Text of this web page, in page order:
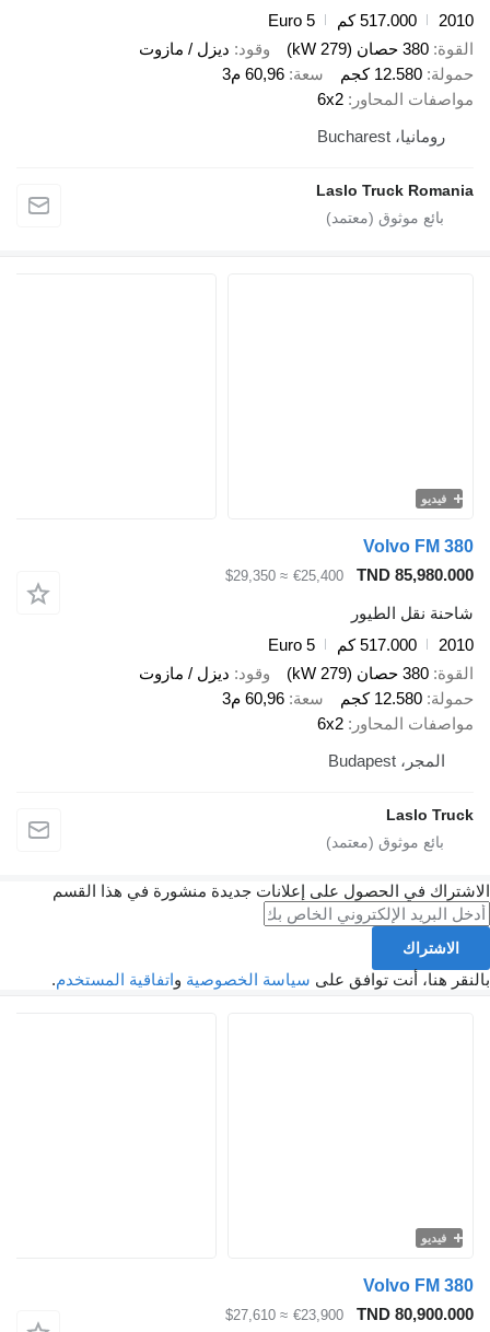
2010
517.000 كم
Euro 5
القوة 380 حصان (279 kW) وقود ديزل / مازوت
حمولة 12.580 كجم سعة 60,96 م3
مواصفات المحاور
6x2
رومانيا، Bucharest
Laslo Truck Romania
فيديو
Volvo FM 380
TND 85,980.000
€25,400
≈ $29,350
شاحنة نقل الطيور
2010
517.000 كم
Euro 5
القوة 380 حصان (279 kW) وقود ديزل / مازوت
حمولة 12.580 كجم سعة 60,96 م3
مواصفات المحاور
6x2
المجر، Budapest
Laslo Truck
الاشتراك في الحصول على إعلانات جديدة منشورة في هذا القسم
الاشتراك
بالنقر هنا، أنت توافق على سياسة الخصوصية واتفاقية المستخدم.
فيديو
Volvo FM 380
TND 80,900.000
€23,900
≈ $27,610